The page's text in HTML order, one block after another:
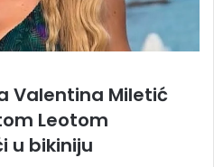
Valentina Miletić
Leotom
u bikiniju